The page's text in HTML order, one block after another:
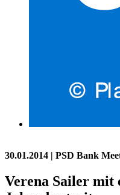
30.01.2014 | PSD Bank
Verena Sailer mit